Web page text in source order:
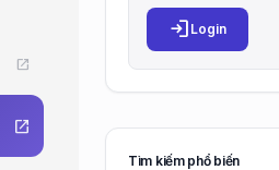
open_in_new
open_in_new
login Login
Tìm kiếm phổ biến